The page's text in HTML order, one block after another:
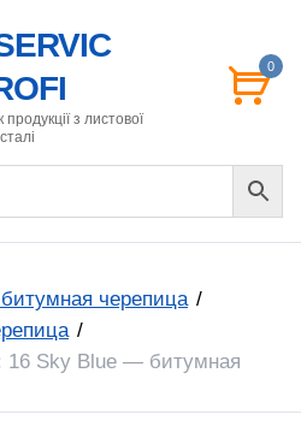
з листової
сталі
0
черепица
Sky Blue — битумная